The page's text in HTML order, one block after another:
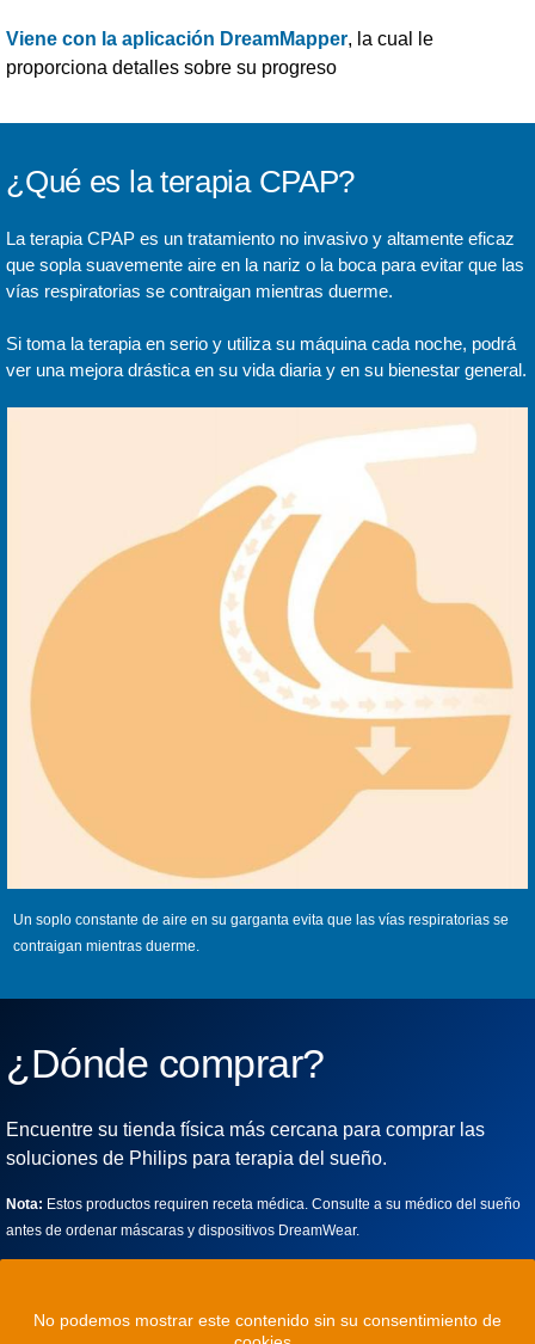
Viene con la aplicación DreamMapper, la cual le
proporciona detalles sobre su progreso
¿Qué es la terapia CPAP?
La terapia CPAP es un tratamiento no invasivo y altamente eficaz
que sopla suavemente aire en la nariz o la boca para evitar que las
vías respiratorias se contraigan mientras duerme.
Si toma la terapia en serio y utiliza su máquina cada noche, podrá
ver una mejora drástica en su vida diaria y en su bienestar general.
Un soplo constante de aire en su garganta evita que las vías respiratorias se
contraigan mientras duerme.
¿Dónde comprar?
Encuentre su tienda física más cercana para comprar las
soluciones de Philips para terapia del sueño.
Nota: Estos productos requiren receta médica. Consulte a su médico del sueño
antes de ordenar máscaras y dispositivos DreamWear.
No podemos mostrar este contenido sin su consentimiento de